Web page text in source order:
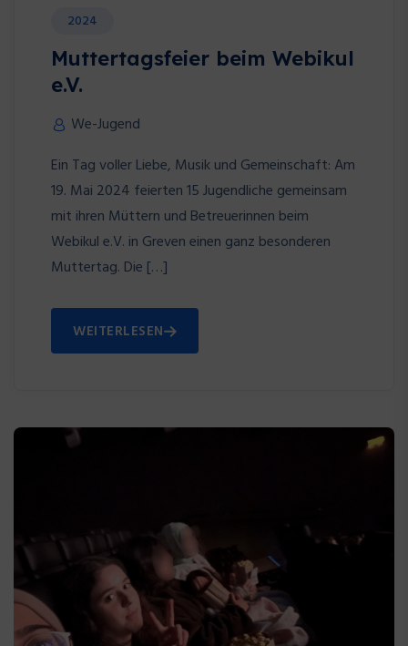
2024
Muttertagsfeier beim Webikul
e.V.
We-Jugend
Ein Tag voller Liebe, Musik und Gemeinschaft: Am
19. Mai 2024 feierten 15 Jugendliche gemeinsam
mit ihren Müttern und Betreuerinnen beim
Webikul e.V. in Greven einen ganz besonderen
Muttertag. Die […]
WEITERLESEN